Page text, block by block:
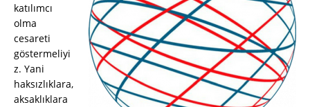
katılımcı
olma
cesareti
göstermeliyi
z. Yani
haksızlıklara,
aksaklıklara